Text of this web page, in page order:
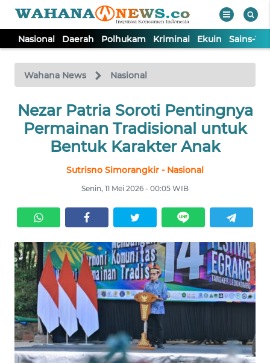
Nasional Daerah Polhukam Kriminal Ekuin Sains-
Wahana News Nasional
Nezar Patria Soroti Pentingnya
Permainan Tradisional untuk
Bentuk Karakter Anak
Sutrisno Simorangkir - Nasional
Senin, 11 Mei 2026 - 00:05 WIB
TV
Tutup
NASIONAL
DAERAH
KRIMINAL
EKUIN
SAINS-TEKNO
KESEHATAN
INTERNASIONAL